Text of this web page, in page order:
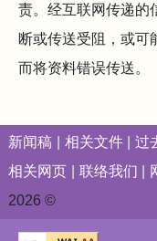
责。经互联网传递的
断或传送受阻，或可
而将资料错误传送。
新闻稿 相关文件 过
相关网页
联络我们
2026 ©